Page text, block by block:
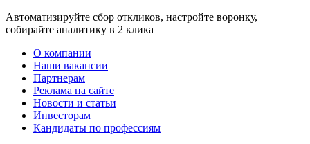
Автоматизируйте сбор откликов, настройте воронку,
собирайте аналитику в 2 клика
О компании
Наши вакансии
Партнерам
Реклама на сайте
Новости и статьи
Инвесторам
Кандидаты по профессиям